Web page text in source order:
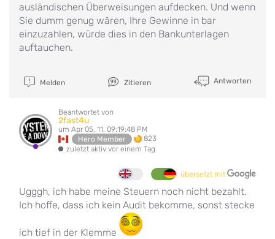
ausländischen Überweisungen aufdecken. Und wenn
Sie dumm genug wären, Ihre Gewinne in bar
einzuzahlen, würde dies in den Bankunterlagen
auftauchen.
Melden Zitieren Antworten
Beantwortet von
2fast4u
um Apr 05, 11, 09:19:48 PM
Hero Member
823
zuletzt aktiv vor einem Tag
übersetzt mit
Ugggh, ich habe meine Steuern noch nicht bezahlt.
Ich hoffe, dass ich kein Audit bekomme, sonst stecke
ich tief in der Klemme